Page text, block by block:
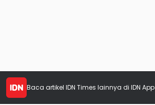
Baca artikel IDN Times lainnya di IDN App